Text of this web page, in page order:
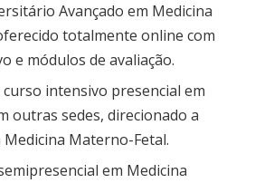
Avançado em Medicina
totalmente online com
e módulos de avaliação.
curso intensivo presencial em
outras sedes, direcionado a
Medicina Materno-Fetal.
em Medicina